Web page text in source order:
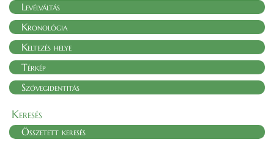
Levélváltás
Kronológia
Keltezés helye
Térkép
Szövegidentitás
Keresés
Összetett keresés